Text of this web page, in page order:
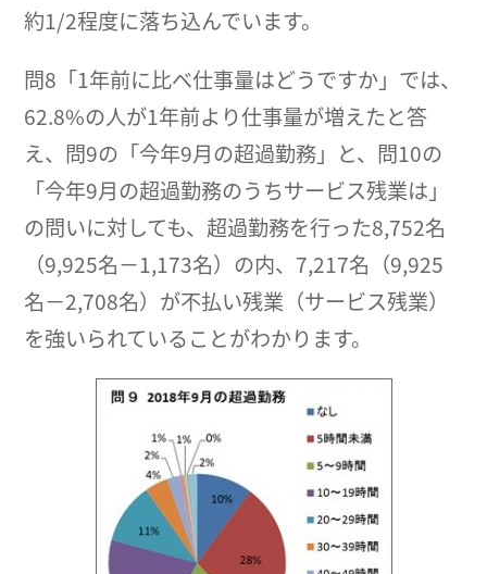
約1/2程度に落ち込んでいます。
問8「1年前に比べ仕事量はどうですか」では、
62.8%の人が1年前より仕事量が増えたと答
え、問9の「今年9月の超過勤務」と、問10の
「今年9月の超過勤務のうちサービス残業は」
の問いに対しても、超過勤務を行った8,752名
（9,925名－1,173名）の内、7,217名（9,925
名－2,708名）が不払い残業（サービス残業）
を強いられていることがわかります。